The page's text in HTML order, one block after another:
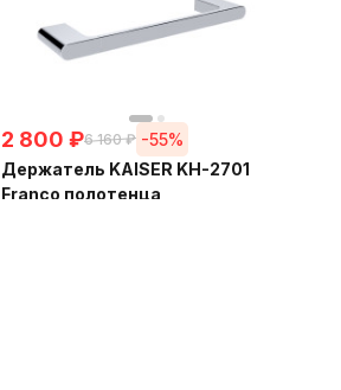
2 800 ₽6 160 ₽ -55%
Держатель KAISER KH-2701
Franco полотенца